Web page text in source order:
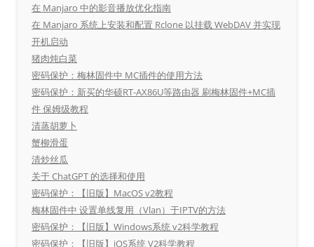
在 Manjaro 中的影音播放优化指南
在 Manjaro 系统上安装和配置 Rclone 以挂载 WebDAV 并实现
开机启动
猪肉炖白菜
密码保护：梅林固件中 MC插件的使用方法
密码保护：新买的华硕RT-AX86U等路由器 刷梅林固件+MC插
件 保姆级教程
清蒸胡萝卜
蟹柳滑蛋
清炒丝瓜
关于 ChatGPT 的选择和使用
密码保护：【旧版】MacOS v2教程
梅林固件中 设置单线复用（Vlan）于IPTV的方法
密码保护：【旧版】Windows系统 v2科学教程
密码保护：【旧版】iOS系统 V2科学教程